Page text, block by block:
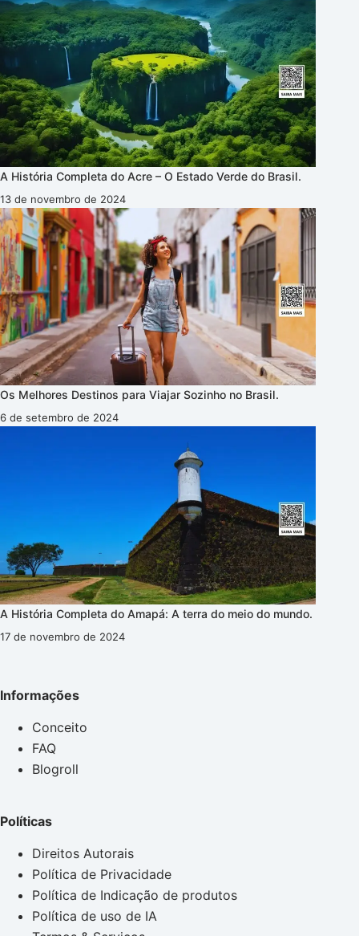
A História Completa do Acre – O Estado Verde do Brasil.
13 de novembro de 2024
Os Melhores Destinos para Viajar Sozinho no Brasil.
6 de setembro de 2024
A História Completa do Amapá: A terra do meio do mundo.
17 de novembro de 2024
Informações
Conceito
FAQ
Blogroll
Políticas
Direitos Autorais
Política de Privacidade
Política de Indicação de produtos
Política de uso de IA